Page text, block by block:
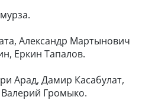
Александр Мартынович
Еркин Тапалов.
Арад, Дамир Касабулат,
Громыко.